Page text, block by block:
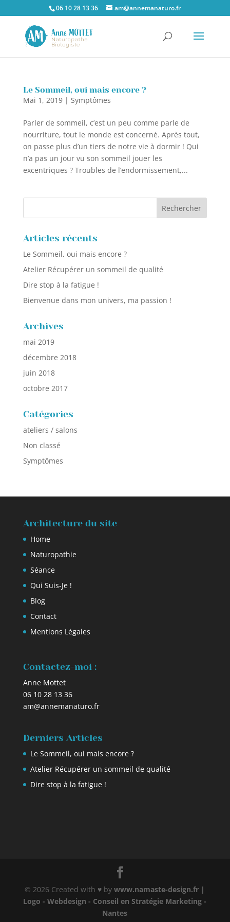
06 10 28 13 36 am@annemanaturo.fr
Le Sommeil, oui mais encore ?
Mai 1, 2019| Symptômes
Parler de sommeil, c’est un peu comme parle de
nourriture, tout le monde est concerné. Après tout,
on passe plus d’un tiers de notre vie à dormir ! Qui
n’a pas un jour vu son sommeil jouer les
excentriques ? Troubles de l’endormissement,...
Articles récents
Le Sommeil, oui mais encore ?
Atelier Récupérer un sommeil de qualité
Dire stop à la fatigue !
Bienvenue dans mon univers, ma passion !
Archives
mai 2019
décembre 2018
juin 2018
octobre 2017
Catégories
ateliers / salons
Non classé
Symptômes
Architecture du site
Home
Naturopathie
Séance
Qui Suis-Je !
Blog
Contact
Mentions Légales
Contactez-moi :
Anne Mottet
06 10 28 13 36
am@annemanaturo.fr
Derniers Articles
Le Sommeil, oui mais encore ?
Atelier Récupérer un sommeil de qualité
Dire stop à la fatigue !
© 2026 Created with ♥ bywww.namaste-design.fr |
Logo - Webdesign - Conseil en Stratégie Marketing -
Nantes